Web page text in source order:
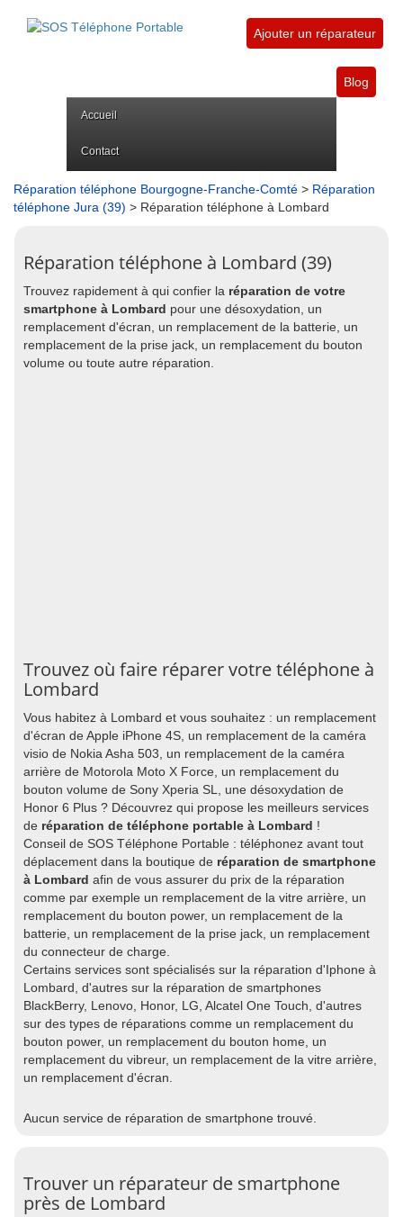
Ajouter un réparateur
Blog
Accueil
Contact
Réparation téléphone Bourgogne-Franche-Comté > Réparation
téléphone Jura (39) > Réparation téléphone à Lombard
Réparation téléphone à Lombard (39)
Trouvez rapidement à qui confier la réparation de votre
smartphone à Lombard pour une désoxydation, un
remplacement d'écran, un remplacement de la batterie, un
remplacement de la prise jack, un remplacement du bouton
volume ou toute autre réparation.
Trouvez où faire réparer votre téléphone à
Lombard
Vous habitez à Lombard et vous souhaitez : un remplacement
d'écran de Apple iPhone 4S, un remplacement de la caméra
visio de Nokia Asha 503, un remplacement de la caméra
arrière de Motorola Moto X Force, un remplacement du
bouton volume de Sony Xperia SL, une désoxydation de
Honor 6 Plus ? Découvrez qui propose les meilleurs services
de réparation de téléphone portable à Lombard !
Conseil de SOS Téléphone Portable : téléphonez avant tout
déplacement dans la boutique de réparation de smartphone
à Lombard afin de vous assurer du prix de la réparation
comme par exemple un remplacement de la vitre arrière, un
remplacement du bouton power, un remplacement de la
batterie, un remplacement de la prise jack, un remplacement
du connecteur de charge.
Certains services sont spécialisés sur la réparation d'Iphone à
Lombard, d'autres sur la réparation de smartphones
BlackBerry, Lenovo, Honor, LG, Alcatel One Touch, d'autres
sur des types de réparations comme un remplacement du
bouton power, un remplacement du bouton home, un
remplacement du vibreur, un remplacement de la vitre arrière,
un remplacement d'écran.
Aucun service de réparation de smartphone trouvé.
Trouver un réparateur de smartphone
près de Lombard